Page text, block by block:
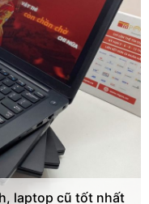
laptop cũ tốt nhất